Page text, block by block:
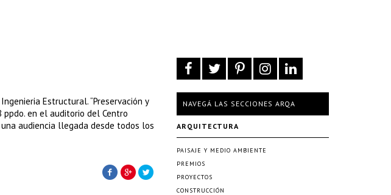
Estructural. “Preservación y
en el auditorio del Centro
audiencia llegada desde todos los
NAVEGÁ LAS SECCIONES ARQA
ARQUITECTURA
PAISAJE Y MEDIO AMBIENTE
PREMIOS
PROYECTOS
CONSTRUCCIÓN